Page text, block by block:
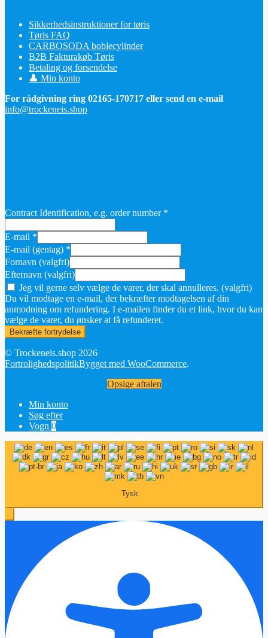
Sikkerhedsinstruktioner for tøris
Tøris FAQ
CARBOSODA boblecylinder
B2B Fakturakøb Tøris
Betaling og forsendelse
👤 Min konto
For rådgivning ring 02165-170717 eller send en e-mail
info@trockeneis.shop
Contract Identification, e.g. order number *
E-mail *
E-mail (gentag) *
Fornavn (valgfri)
Efternavn (valgfri)
Jeg vil gerne selv vælge de varer, der skal annulleres. (valgfri)
Du vil modtage en e-mail, der bekræfter modtagelsen af din
anmodning om refundering. I e-mailen finder du et link, hvor du kan
vælge de varer, du ønsker at få refunderet.
Bekræfte fortrydelse
© Trockeneis.shop 2026
FortrolighedspolitikBygget med WooCommerce.
Opsige aftalen
Min konto
Søg efter
Vogn 0
Tysk